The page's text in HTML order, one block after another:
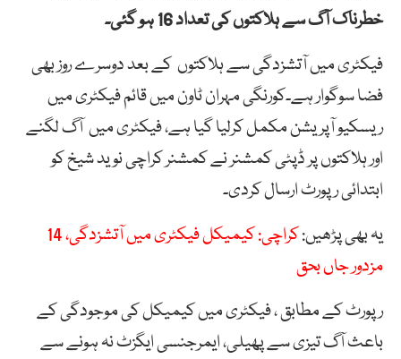
خطرناک آگ سے ہلاکتوں کی تعداد 16 ہو گئی۔
فیکٹری میں آتشزدگی سے ہلاکتوں کے بعد دوسرے روز بھی
فضا سوگوار ہے۔کورنگی مہران ٹاون میں قائم فیکٹری میں
ریسکیو آپریشن مکمل کرلیا گیا ہے، فیکٹری میں آگ لگنے
اور ہلاکتوں پر ڈپٹی کمشنر نے کمشنر کراچی نوید شیخ کو
ابتدائی رپورٹ ارسال کردی۔
یہ بھی پڑھیں:
کراچی: کیمیکل فیکٹری میں آتشزدگی، 14
مزدور جاں بحق
رپورٹ کے مطابق ، فیکٹری میں کیمیکل کی موجودگی کے
باعث آگ تیزی سے پھیلی، ایمرجنسی ایگزٹ نہ ہونے سے